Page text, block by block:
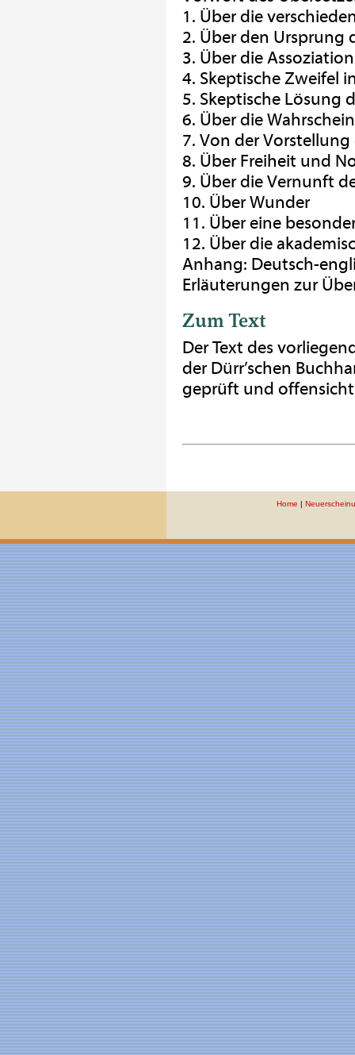
1. Über die
2. Über den Ursprung
3. Über die
4. Skeptische Zweifel
5. Skeptische Lösung
6. Über die
7. Von der
8. Über Freiheit und
9. Über die Vernunft
10. Über Wunder
11. Über eine
12. Über die
Anhang: Deutsch-
Erläuterungen zur
Zum Text
Der Text des
der Dürr’schen
geprüft und
Home |